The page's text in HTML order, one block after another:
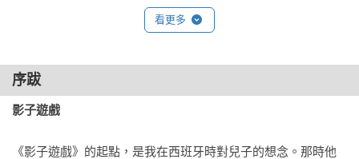
一致推薦（依姓名筆畫排序）
「光照見世界，影照見內心；認識陰影，便能走進整座想像的
森林。」
「一翻開繪本就難以停下來，結局更是令人驚喜！這是影子與
看更多
序跋
影子遊戲
《影子遊戲》的起點，是我在西班牙時對兒子的想念。那時他